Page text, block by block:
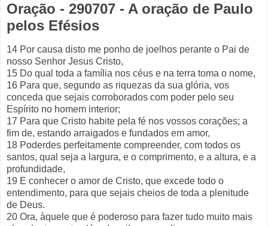
Oração - 290707 - A oração de Paulo
pelos Efésios
14 Por causa disto me ponho de joelhos perante o Pai de
nosso Senhor Jesus Cristo,
15 Do qual toda a família nos céus e na terra toma o nome,
16 Para que, segundo as riquezas da sua glória, vos
conceda que sejais corroborados com poder pelo seu
Espírito no homem interior;
17 Para que Cristo habite pela fé nos vossos corações; a
fim de, estando arraigados e fundados em amor,
18 Poderdes perfeitamente compreender, com todos os
santos, qual seja a largura, e o comprimento, e a altura, e a
profundidade,
19 E conhecer o amor de Cristo, que excede todo o
entendimento, para que sejais cheios de toda a plenitude
de Deus.
20 Ora, àquele que é poderoso para fazer tudo muito mais